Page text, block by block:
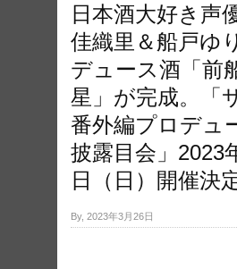
日本酒大好き声
佳織里＆船戸ゆ
デュース酒「前
星」が完成。「
番外編プロデュ
披露目会」2023
日（日）開催決
By, 2023年3月26日